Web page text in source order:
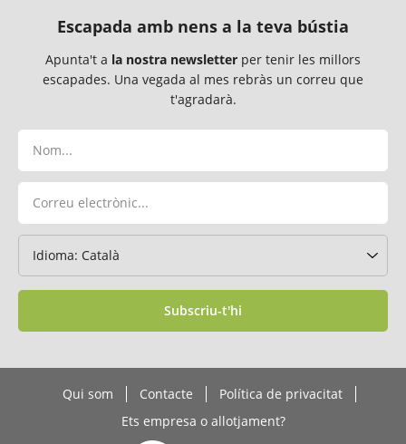
Escapada amb nens a la teva bústia
Apunta't a la nostra newsletter per tenir les millors
escapades. Una vegada al mes rebràs un correu que
t'agradarà.
Subscriu-t'hi
Qui som Contacte
Política de privacitat
Ets empresa o allotjament?